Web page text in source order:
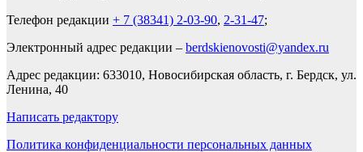
Телефон редакции + 7 (38341) 2-03-90, 2-31-47;
Электронный адрес редакции – berdskienovosti@yandex.ru
Адрес редакции: 633010, Новосибирская область, г. Бердск, ул.
Ленина, 40
Написать редактору
Политика конфиденциальности персональных данных